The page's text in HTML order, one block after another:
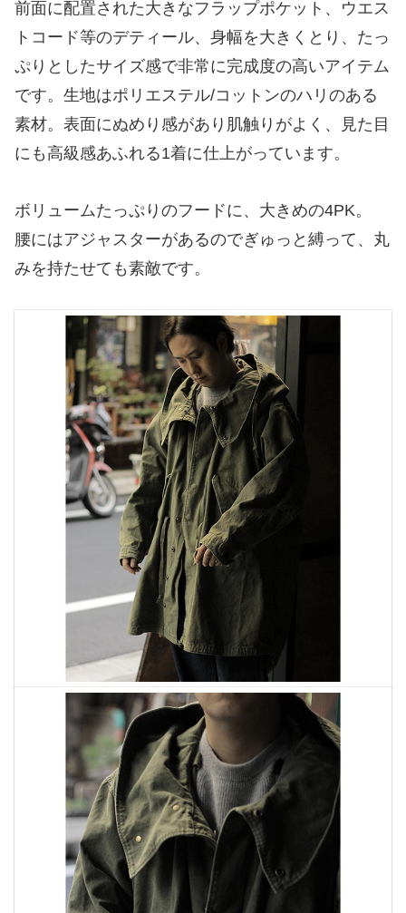
前面に配置された大きなフラップポケット、ウエス
トコード等のデティール、身幅を大きくとり、たっ
ぷりとしたサイズ感で非常に完成度の高いアイテム
です。生地はポリエステル/コットンのハリのある
素材。表面にぬめり感があり肌触りがよく、見た目
にも高級感あふれる1着に仕上がっています。
ボリュームたっぷりのフードに、大きめの4PK。
腰にはアジャスターがあるのでぎゅっと縛って、丸
みを持たせても素敵です。